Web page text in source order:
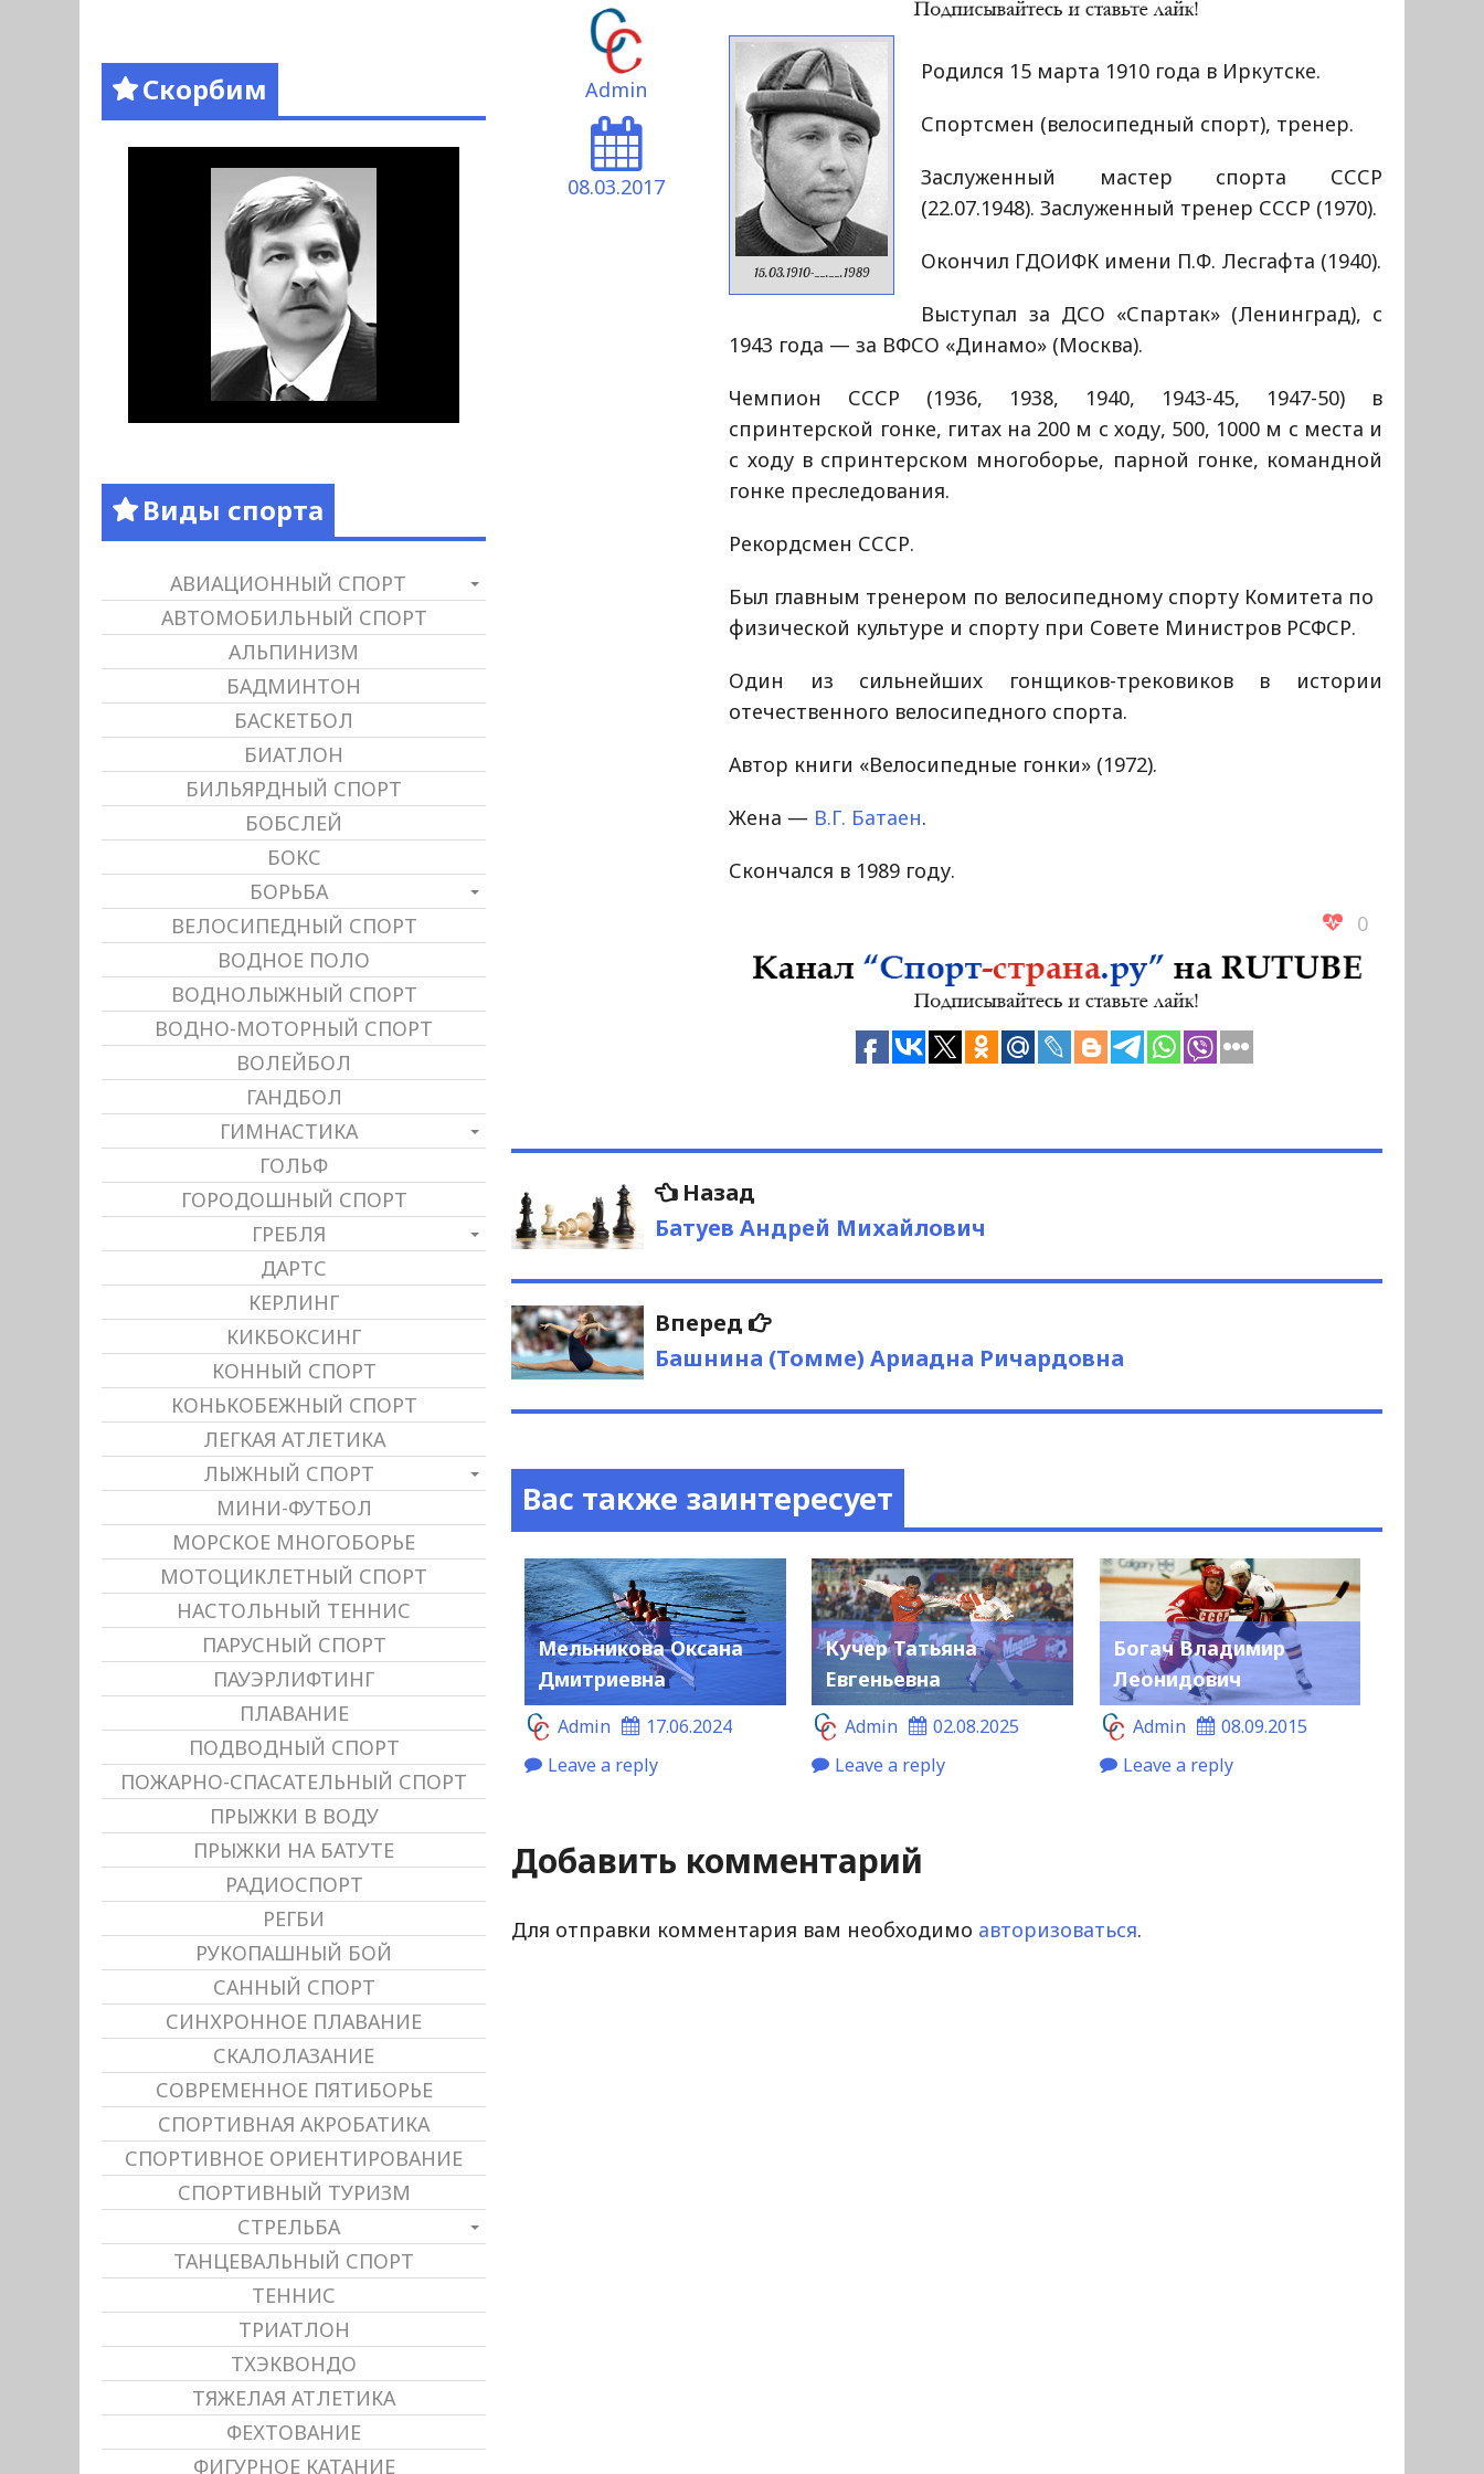
Admin
08.03.2017
15.03.1910-__.__.1989
Родился 15 марта 1910 года в Иркутске.
Спортсмен (велосипедный спорт), тренер.
Заслуженный мастер спорта СССР
(22.07.1948). Заслуженный тренер СССР (1970).
Окончил ГДОИФК имени П.Ф. Лесгафта (1940).
Выступал за ДСО «Спартак» (Ленинград), с
1943 года — за ВФСО «Динамо» (Москва).
Чемпион СССР (1936, 1938, 1940, 1943-45, 1947-50) в
спринтерской гонке, гитах на 200 м с ходу, 500, 1000 м с места и
с ходу в спринтерском многоборье, парной гонке, командной
гонке преследования.
Рекордсмен СССР.
Был главным тренером по велосипедному спорту Комитета по
физической культуре и спорту при Совете Министров РСФСР.
Один из сильнейших гонщиков-трековиков в истории
отечественного велосипедного спорта.
Автор книги «Велосипедные гонки» (1972).
Жена — В.Г. Батаен.
Скончался в 1989 году.
0
Навигация
по
записям
Назад
запись:
Батуев Андрей Михайлович
Вперед
Следующая
запись:
Башнина (Томме) Ариадна Ричардовна
Вас также заинтересует
Мельникова Оксана
Дмитриевна
Admin
17.06.2024
Leave a reply
Кучер Татьяна
Евгеньевна
Admin
02.08.2025
Leave a reply
Богач Владимир
Леонидович
Admin
08.09.2015
Leave a reply
Добавить комментарий
Для отправки комментария вам необходимо авторизоваться.
Скорбим
Виды спорта
АВИАЦИОННЫЙ СПОРТ
АВТОМОБИЛЬНЫЙ СПОРТ
АЛЬПИНИЗМ
БАДМИНТОН
БАСКЕТБОЛ
БИАТЛОН
БИЛЬЯРДНЫЙ СПОРТ
БОБСЛЕЙ
БОКС
БОРЬБА
ВЕЛОСИПЕДНЫЙ СПОРТ
ВОДНОЕ ПОЛО
ВОДНОЛЫЖНЫЙ СПОРТ
ВОДНО-МОТОРНЫЙ СПОРТ
ВОЛЕЙБОЛ
ГАНДБОЛ
ГИМНАСТИКА
ГОЛЬФ
ГОРОДОШНЫЙ СПОРТ
ГРЕБЛЯ
ДАРТС
КЕРЛИНГ
КИКБОКСИНГ
КОННЫЙ СПОРТ
КОНЬКОБЕЖНЫЙ СПОРТ
ЛЕГКАЯ АТЛЕТИКА
ЛЫЖНЫЙ СПОРТ
МИНИ-ФУТБОЛ
МОРСКОЕ МНОГОБОРЬЕ
МОТОЦИКЛЕТНЫЙ СПОРТ
НАСТОЛЬНЫЙ ТЕННИС
ПАРУСНЫЙ СПОРТ
ПАУЭРЛИФТИНГ
ПЛАВАНИЕ
ПОДВОДНЫЙ СПОРТ
ПОЖАРНО-СПАСАТЕЛЬНЫЙ СПОРТ
ПРЫЖКИ В ВОДУ
ПРЫЖКИ НА БАТУТЕ
РАДИОСПОРТ
РЕГБИ
РУКОПАШНЫЙ БОЙ
САННЫЙ СПОРТ
СИНХРОННОЕ ПЛАВАНИЕ
СКАЛОЛАЗАНИЕ
СОВРЕМЕННОЕ ПЯТИБОРЬЕ
СПОРТИВНАЯ АКРОБАТИКА
СПОРТИВНОЕ ОРИЕНТИРОВАНИЕ
СПОРТИВНЫЙ ТУРИЗМ
СТРЕЛЬБА
ТАНЦЕВАЛЬНЫЙ СПОРТ
ТЕННИС
ТРИАТЛОН
ТХЭКВОНДО
ТЯЖЕЛАЯ АТЛЕТИКА
ФЕХТОВАНИЕ
ФИГУРНОЕ КАТАНИЕ